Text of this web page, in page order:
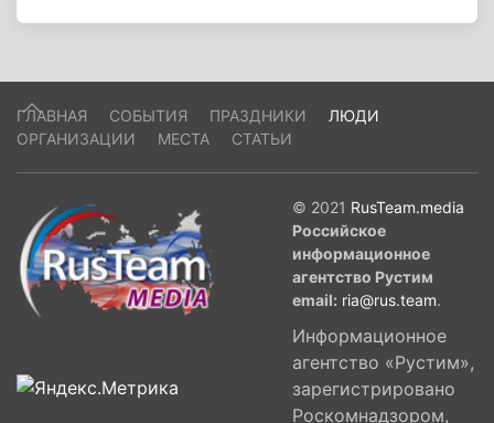
ГЛАВНАЯ СОБЫТИЯ ПРАЗДНИКИ
ЛЮДИ
ОРГАНИЗАЦИИ
МЕСТА СТАТЬИ
© 2021 RusTeam.media
Российское
информационное
агентство Рустим
email: ria@rus.team.
Информационное
агентство «Рустим»,
зарегистрировано
Роскомнадзором,